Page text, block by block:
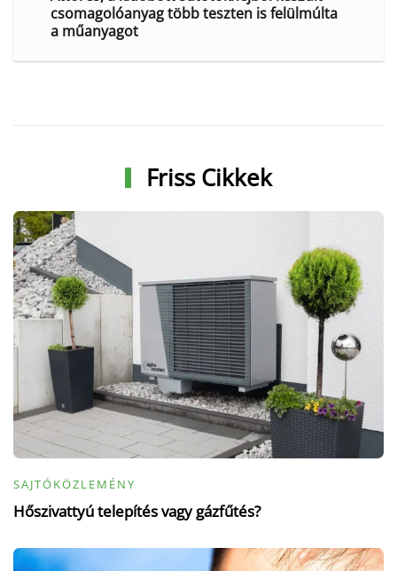
csomagolóanyag több teszten is felülmúlta
a műanyagot
Friss Cikkek
SAJTÓKÖZLEMÉNY
Hőszivattyú telepítés vagy gázfűtés?